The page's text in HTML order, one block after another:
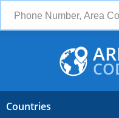
Countries